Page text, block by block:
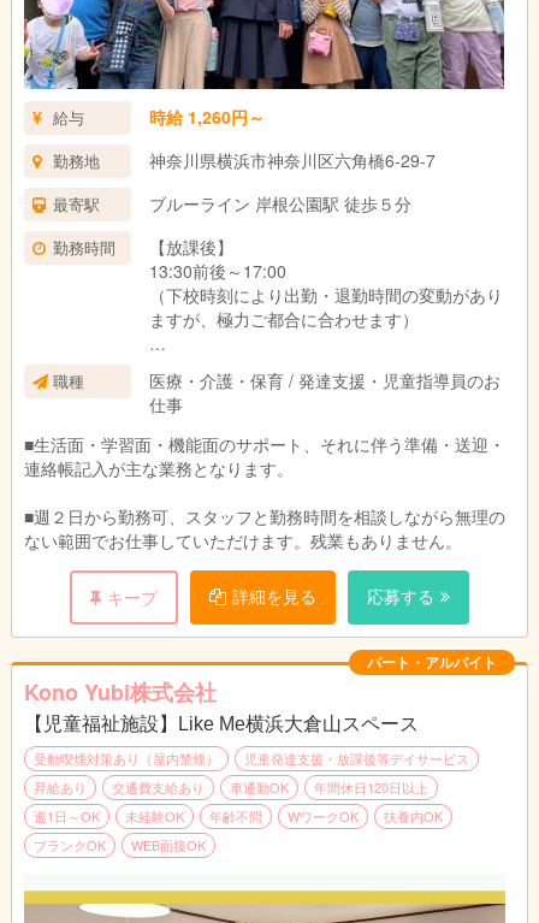
給与 時給 1,260円～
勤務地 神奈川県横浜市神奈川区六角橋6-29-7
最寄駅 ブルーライン 岸根公園駅 徒歩５分
勤務時間
【放課後】
13:30前後～17:00
（下校時刻により出勤・退勤時間の変動があり
ますが、極力ご都合に合わせます）
【学校長期休暇】
10:00～16:00
（短時間勤務の相談に応じます）
職種
医療・介護・保育 / 発達支援・児童指導員のお
仕事
■生活面・学習面・機能面のサポート、それに伴う準備・送迎・
連絡帳記入が主な業務となります。
■週２日から勤務可、スタッフと勤務時間を相談しながら無理の
ない範囲でお仕事していただけます。残業もありません。
キープ 詳細を見る 応募する
パート・アルバイト
Kono Yubi株式会社
【児童福祉施設】Like Me横浜大倉山スペース
受動喫煙対策あり（屋内禁煙）
児童発達支援・放課後等デイサービス
昇給あり
交通費支給あり 車通勤OK
年間休日120日以上
週1日～OK
未経験OK 年齢不問 WワークOK
扶養内OK
ブランクOK
WEB面接OK